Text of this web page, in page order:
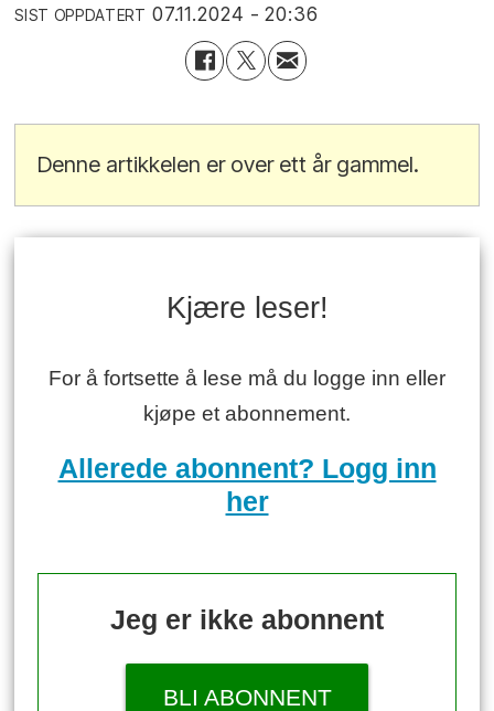
SIST OPPDATERT 07.11.2024 - 20:36
Denne artikkelen er over ett år gammel.
Kjære leser!
For å fortsette å lese må du logge inn eller
kjøpe et abonnement.
Allerede abonnent? Logg inn
her
Jeg er ikke abonnent
BLI ABONNENT